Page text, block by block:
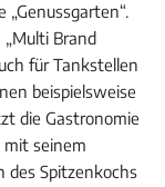
Brand
für Tankstellen
beispielsweise
die Gastronomie
seinem
des Spitzenkochs